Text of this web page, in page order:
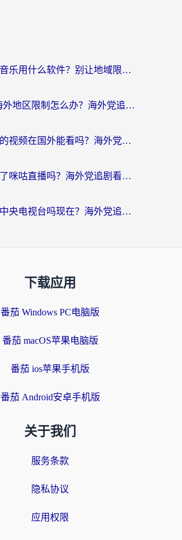
在海外听音乐用什么软件？别让地域限制断了你的华语歌单
芒果TV海外地区限制怎么办？海外党追剧看片的实用加速器选择指南
腾讯缓存的视频在国外能看吗？海外党追剧看片的终极解决方案
国外看不了咪咕直播吗？海外党追剧看片的加速器选择指南
国外能看中央电视台吗现在？海外党追剧看央视的实用指南
下载应用
番茄 Windows PC电脑版
番茄 macOS苹果电脑版
番茄 ios苹果手机版
番茄 Android安卓手机版
关于我们
服务条款
隐私协议
应用权限